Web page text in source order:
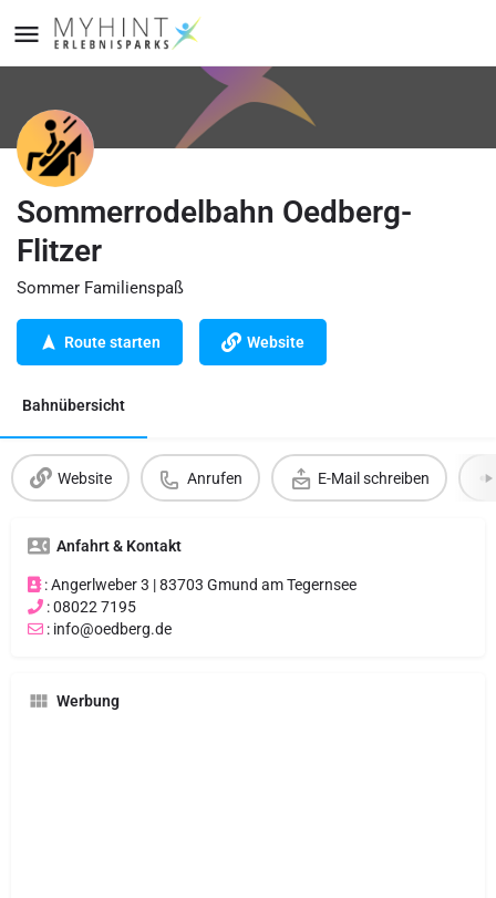
Sommerrodelbahn Oedberg-
Flitzer
Sommer Familienspaß
Route starten Website
Bahnübersicht
Website Anrufen E-Mail schreiben
Anfahrt & Kontakt
: Angerlweber 3 | 83703 Gmund am Tegernsee
: 08022 7195
: info@oedberg.de
Werbung